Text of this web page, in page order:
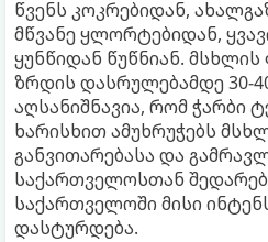
წვენს კოკრებიდან,
მწვანე ყლორტებიდან,
ყუნწიდან წუწნიან.
ზრდის დასრულებამდე 30-
აღსანიშნავია, რომ ჭარბი
ხარისხით ამუხრუჭებს
განვითარებასა და
საქართველოსთან
საქართველოში მისი
დასტურდება.